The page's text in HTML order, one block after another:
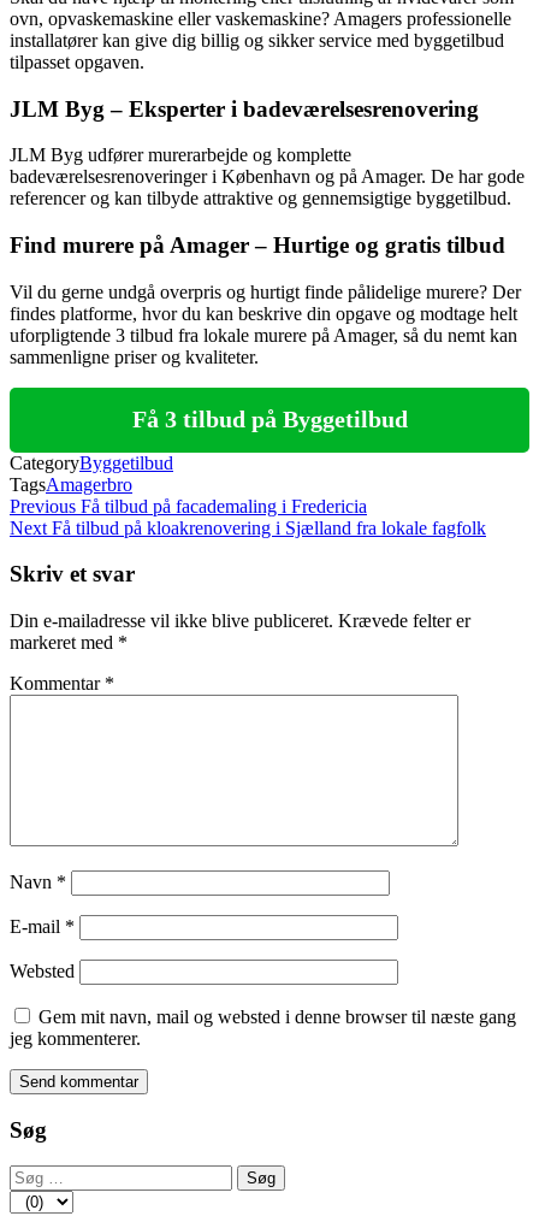
ovn, opvaskemaskine eller vaskemaskine? Amagers professionelle
installatører kan give dig billig og sikker service med byggetilbud
tilpasset opgaven.
JLM Byg – Eksperter i badeværelsesrenovering
JLM Byg udfører murerarbejde og komplette
badeværelsesrenoveringer i København og på Amager. De har gode
referencer og kan tilbyde attraktive og gennemsigtige byggetilbud.
Find murere på Amager – Hurtige og gratis tilbud
Vil du gerne undgå overpris og hurtigt finde pålidelige murere? Der
findes platforme, hvor du kan beskrive din opgave og modtage helt
uforpligtende 3 tilbud fra lokale murere på Amager, så du nemt kan
sammenligne priser og kvaliteter.
Få 3 tilbud på Byggetilbud
CategoryByggetilbud
TagsAmagerbro
Indlægsnavigation
Previous
Post
Previous Få tilbud på facademaling i Fredericia
Next
Next Få tilbud på kloakrenovering i Sjælland fra lokale fagfolk
Skriv et svar
Din e-mailadresse vil ikke blive publiceret. Krævede felter er
markeret med *
Kommentar *
Navn *
E-mail *
Websted
Gem mit navn, mail og websted i denne browser til næste gang
jeg kommenterer.
Søg
Søg
efter: